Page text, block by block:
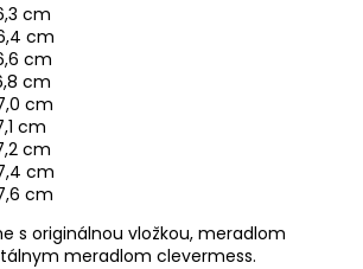
cm
cm
cm
cm
cm
cm
cm
cm
cm
s originálnou vložkou, meradlom
meradlom clevermess.